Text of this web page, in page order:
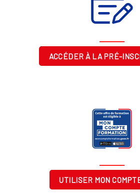
ACCÉDER À LA PRÉ-
UTILISER MON